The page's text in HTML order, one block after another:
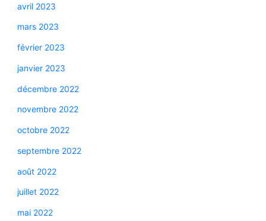
avril 2023
mars 2023
février 2023
janvier 2023
décembre 2022
novembre 2022
octobre 2022
septembre 2022
août 2022
juillet 2022
mai 2022